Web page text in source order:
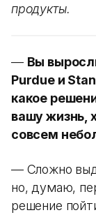
продукты.
— Вы
Purdue и
какое
вашу жизнь,
совсем
— Сложно
но, думаю,
решение